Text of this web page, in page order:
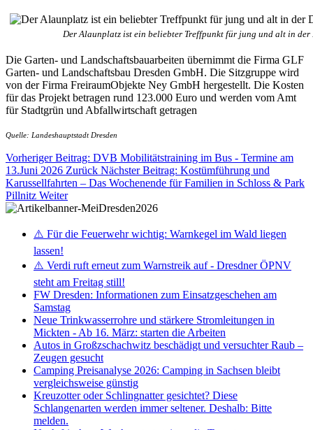
Der Alaunplatz ist ein beliebter Treffpunkt für jung und alt in der
Die Garten- und Landschaftsbauarbeiten übernimmt die Firma GLF
Garten- und Landschaftsbau Dresden GmbH. Die Sitzgruppe wird
von der Firma FreiraumObjekte Ney GmbH hergestellt. Die Kosten
für das Projekt betragen rund 123.000 Euro und werden vom Amt
für Stadtgrün und Abfallwirtschaft getragen
Quelle: Landeshauptstadt Dresden
Vorheriger Beitrag: DVB Mobilitätstraining im Bus - Termine am
13.Juni 2026 Zurück Nächster Beitrag: Kostümführung und
Karussellfahrten – Das Wochenende für Familien in Schloss & Park
Pillnitz Weiter
⚠️ Für die Feuerwehr wichtig: Warnkegel im Wald liegen
lassen!
⚠️ Verdi ruft erneut zum Warnstreik auf - Dresdner ÖPNV
steht am Freitag still!
FW Dresden: Informationen zum Einsatzgeschehen am
Samstag
Neue Trinkwasserrohre und stärkere Stromleitungen in
Mickten - Ab 16. März: starten die Arbeiten
Autos in Großzschachwitz beschädigt und versuchter Raub –
Zeugen gesucht
Camping Preisanalyse 2026: Camping in Sachsen bleibt
vergleichsweise günstig
Kreuzotter oder Schlingnatter gesichtet? Diese
Schlangenarten werden immer seltener. Deshalb: Bitte
melden.